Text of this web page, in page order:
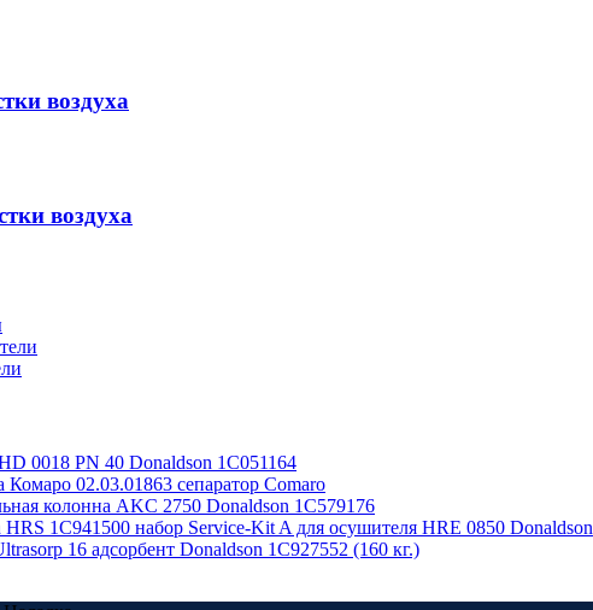
воздуха
воздуха
0018 PN 40 Donaldson 1C051164
02.03.01863 сепаратор Comaro
колонна AKC 2750 Donaldson 1C579176
1C941500 набор Service-Kit A для осушителя HRE 0850 Donaldson
16 адсорбент Donaldson 1C927552 (160 кг.)